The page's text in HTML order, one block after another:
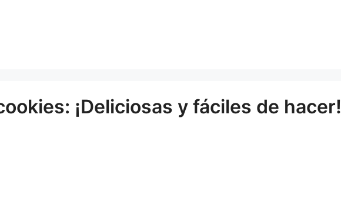
¡Deliciosas y fáciles de hacer!